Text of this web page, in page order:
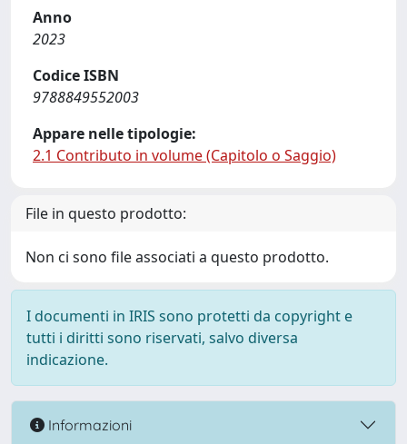
Anno
2023
Codice ISBN
9788849552003
Appare nelle tipologie:
2.1 Contributo in volume (Capitolo o Saggio)
File in questo prodotto:
Non ci sono file associati a questo prodotto.
I documenti in IRIS sono protetti da copyright e
tutti i diritti sono riservati, salvo diversa
indicazione.
Informazioni